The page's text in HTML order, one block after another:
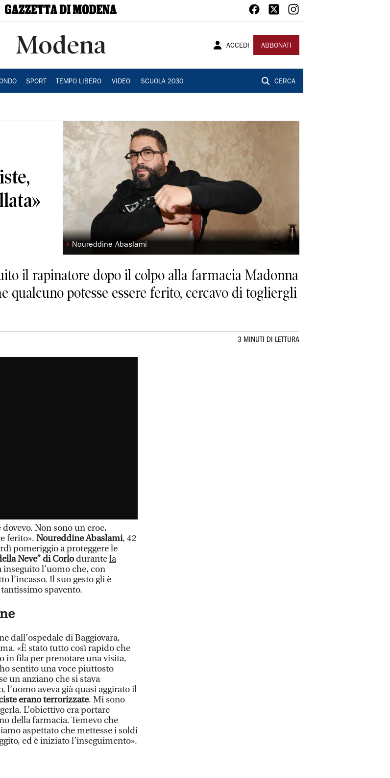
Modena ACCEDI ABBONATI
SPORT TEMPO LIBERO VIDEO SCUOLA 2030 CERCA
◗ Noureddine Abaslami
il rapinatore dopo il colpo alla farmacia Madonna
qualcuno potesse essere ferito, cercavo di togliergli
3 MINUTI DI LETTURA
Non sono un eroe,
ferito». Noureddine Abaslami, 42
pomeriggio a proteggere le
Neve” di Corlodurantela
inseguito l’uomo che, con
l’incasso. Il suo gesto gli è
spavento.
dall’ospedale di Baggiovara,
«È stato tutto così rapido che
in fila per prenotare una visita,
sentito una voce piuttosto
un anziano che si stava
l’uomo aveva già quasi aggirato il
erano terrorizzate. Mi sono
L’obiettivo era portare
della farmacia. Temevo che
aspettato che mettesse i soldi
ed è iniziato l’inseguimento».